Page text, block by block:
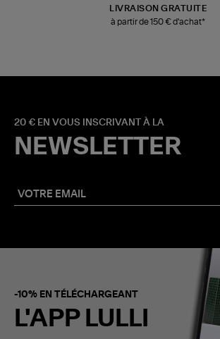
LIVRAISON GRATUITE
à partir de 150 € d'achat*
20 € EN VOUS INSCRIVANT À LA
NEWSLETTER
-10% EN TÉLÉCHARGEANT
L'APP LULLI